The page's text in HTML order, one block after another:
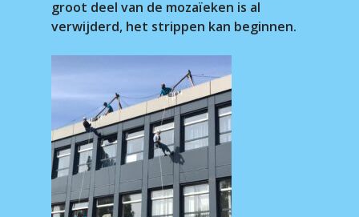
groot deel van de mozaïeken is al
verwijderd, het strippen kan beginnen.